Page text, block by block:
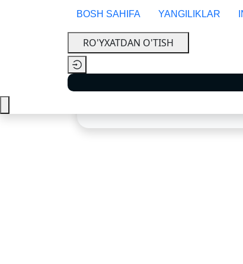
BOSH SAHIFA YANGILIKLAR
RO'YXATDAN O'TISH